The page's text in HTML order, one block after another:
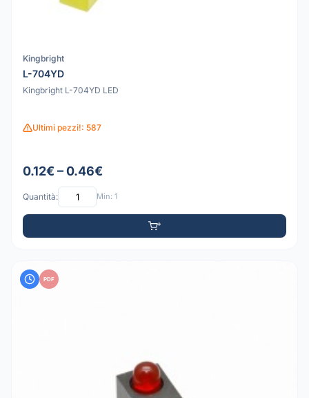
Kingbright
L-704YD
Kingbright L-704YD LED
Ultimi pezzi!: 587
0.12€ – 0.46€
Quantità: Min: 1
PDF